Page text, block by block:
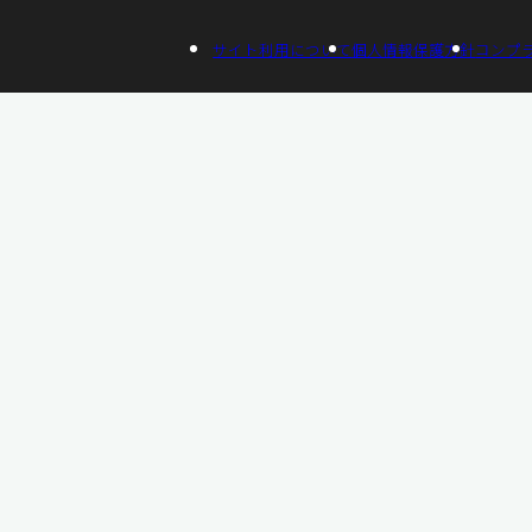
サイト利用について個人情報保護方針コンプ